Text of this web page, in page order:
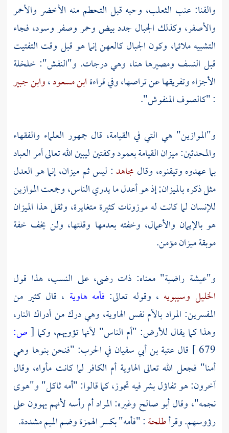
والفنا: عنب الثعلب، وحبه قبل التحطم منه الأخضر والأحمر
والأصفر، وكذلك الجبال جدد بيض وحمر وصفر وسود، فجاء
التشبيه ملائما، وكون الجبال كالعهن إنما هو قبل وقت التفتيت
قبل النسف ومصيرها هنا، وهي درجات. و"النفش": خلخلة
الأجزاء وتفريقها عن تراصها، وفي قراءةابن مسعود،وابن جبير
: "كالصوف المنفوش".
و"الموازين" هي التي في القيامة، قال جمهور العلماء والفقهاء
والمحدثين: ميزان القيامة بعمود وكفتين ليبين الله تعالى أمر العباد
بما عهدوه وتيقنوه، وقال مجاهد: ليس ثم ميزان، إنما هو العدل
مثل ذكره بالميزان; إذ هو أعدل ما يدري الناس، وجمعت الموازين
للإنسان لما كانت له موزونات كثيرة متغايرة، وثقل هذا الميزان
هو بالإيمان والأعمال، وخفته بعدمها وقلتها، ولن يخف خفة
موبقة ميزان مؤمن.
و"عيشة راضية" معناه: ذات رضى، على النسب، هذا قول
الخليل وسيبويه ، وقوله تعالى: فأمه هاوية ، قال كثير من
المفسرين: المراد بالأم نفس الهاوية، وهي درك من أدراك النار،
وهذا كما يقال للأرض: "أم الناس" لأنها تؤويهم، وكما [ص:
679 ] قالعتبة بن أبي سفيان في الحرب: "فنحن بنوها وهي
أمنا" فجعل الله تعالى الهاوية أم الكافر لما كانت مأواه، وقال
آخرون: هو تفاؤل بشر فيه تجوز، كما قالوا: "أمه ثاكل" و"هوى
نجمه"، وقالأبو صالح وغيره: المراد أم رأسه لأنهم يهوون على
رؤوسهم. وقرأطلحة: "فأمه" بكسر الهمزة وضم الميم مشددة.